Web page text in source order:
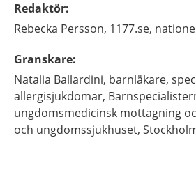
Redaktör:
Rebecka Persson, 1177.se,
Granskare:
Natalia Ballardini, barnläkare,
allergisjukdomar,
ungdomsmedicinsk mottagning
och ungdomssjukhuset,